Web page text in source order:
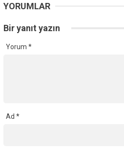
YORUMLAR
Bir yanıt yazın
Yorum *
Ad *